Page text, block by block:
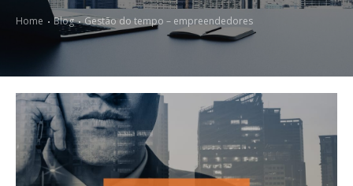
Home Blog Gestão do tempo – empreendedores